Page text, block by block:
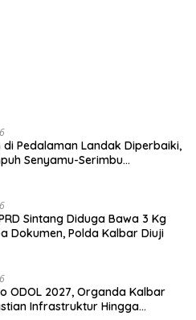
di Pedalaman Landak Diperbaiki,
Senyamu-Serimbu
Sintang Diduga Bawa 3 Kg
Dokumen, Polda Kalbar Diuji
ODOL 2027, Organda Kalbar
Infrastruktur Hingga